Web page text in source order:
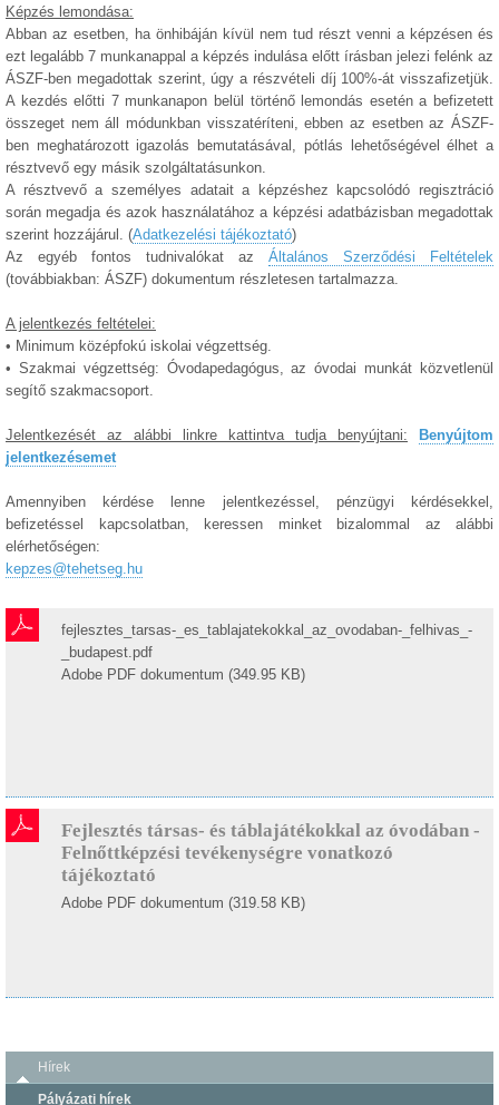
Képzés lemondása:
Abban az esetben, ha önhibáján kívül nem tud részt venni a képzésen és
ezt legalább 7 munkanappal a képzés indulása előtt írásban jelezi felénk az
ÁSZF-ben megadottak szerint, úgy a részvételi díj 100%-át visszafizetjük.
A kezdés előtti 7 munkanapon belül történő lemondás esetén a befizetett
összeget nem áll módunkban visszatéríteni, ebben az esetben az ÁSZF-
ben meghatározott igazolás bemutatásával, pótlás lehetőségével élhet a
résztvevő egy másik szolgáltatásunkon.
A résztvevő a személyes adatait a képzéshez kapcsolódó regisztráció
során megadja és azok használatához a képzési adatbázisban megadottak
szerint hozzájárul. (Adatkezelési tájékoztató)
Az egyéb fontos tudnivalókat az Általános Szerződési Feltételek
(továbbiakban: ÁSZF) dokumentum részletesen tartalmazza.
A jelentkezés feltételei:
• Minimum középfokú iskolai végzettség.
• Szakmai végzettség: Óvodapedagógus, az óvodai munkát közvetlenül
segítő szakmacsoport.
Jelentkezését az alábbi linkre kattintva tudja benyújtani:
Benyújtom
jelentkezésemet
Amennyiben kérdése lenne jelentkezéssel, pénzügyi kérdésekkel,
befizetéssel kapcsolatban, keressen minket bizalommal az alábbi
elérhetőségen:
kepzes@tehetseg.hu
fejlesztes_tarsas-_es_tablajatekokkal_az_ovodaban-_felhivas_-
_budapest.pdf
Adobe PDF dokumentum (349.95 KB)
Fejlesztés társas- és táblajátékokkal az óvodában -
Felnőttképzési tevékenységre vonatkozó
tájékoztató
Adobe PDF dokumentum (319.58 KB)
Hírek
Pályázati hírek